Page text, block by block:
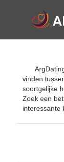
vinden
soortgelijke
Zoek een
interessante